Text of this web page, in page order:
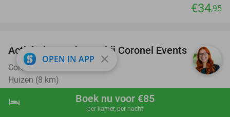
shopping_cart Boek nu
hotel Boek nu voor €85
per kamer, per nacht
€34,95
34%
Activiteit naar keuze bij Coronel Events
Coronel Events
Huizen (8 km)
OPEN IN APP close